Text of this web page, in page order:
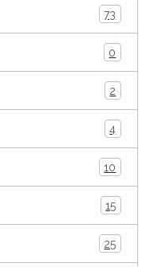
73
0
2
4
10
15
25